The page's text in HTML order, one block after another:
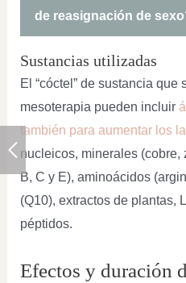
de reasignación de
Sustancias utilizadas
El “cóctel” de sustancia que
mesoterapia pueden incluir
también para aumentar los
nucleicos, minerales (cobre,
B, C y E), aminoácidos
(Q10), extractos de plantas,
péptidos.
Efectos y duración